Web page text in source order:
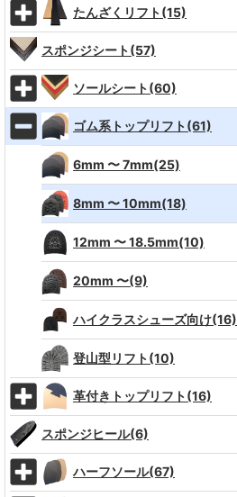
たんざくリフト(15)
スポンジシート(57)
ソールシート(60)
ゴム系トップリフト(61)
6mm 〜 7mm(25)
8mm 〜 10mm(18)
12mm 〜 18.5mm(10)
20mm 〜(9)
ハイクラスシューズ向け(16)
登山型リフト(10)
革付きトップリフト(16)
スポンジヒール(6)
ハーフソール(67)